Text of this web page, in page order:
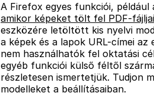
A Firefox egyes funkciói, például
amikor képeket tölt fel PDF-
eszközére letöltött kis nyelvi
a képek és a lapok URL-címei
nem használhatók fel oktatási
egyéb funkciói külső féltől
részletesen ismertetjük. Tudjon
modelleket a beállításaiban.